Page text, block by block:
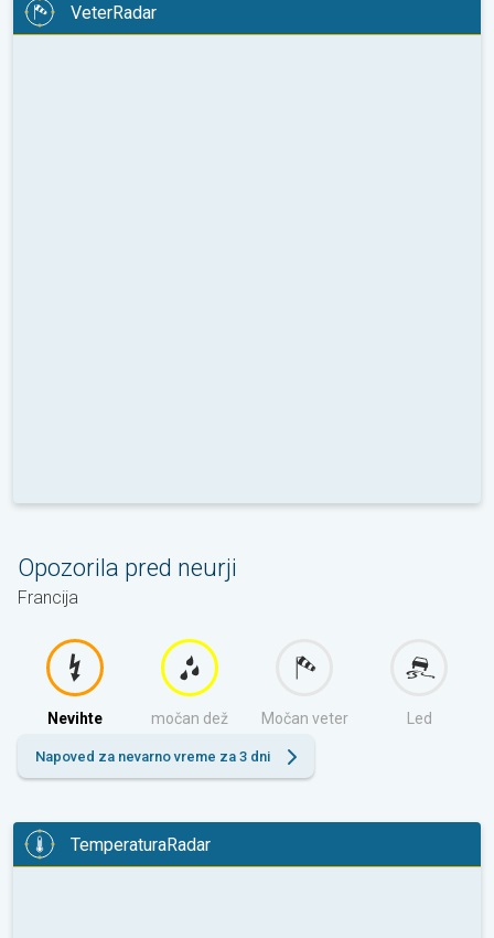
VeterRadar
Opozorila pred neurji
Francija
Nevihte močan dež Močan veter Led
Napoved za nevarno vreme za 3 dni
TemperaturaRadar